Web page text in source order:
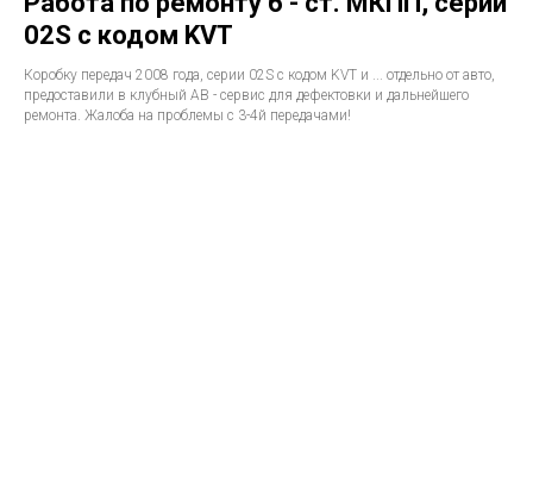
02S с кодом KVT
Коробку передач 2008 года, серии 02S с кодом KVT и ... отдельно от авто,
предоставили в клубный АВ - сервис для дефектовки и дальнейшего
ремонта. Жалоба на проблемы с 3-4й передачами!